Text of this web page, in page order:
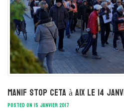
manif stop CETA à AIX le 14
POSTED ON 15 JANVIER 2017